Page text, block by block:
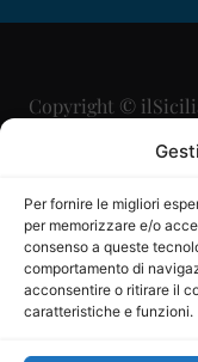
Per fornire le migliori
per memorizzare e/o
consenso a queste
comportamento di
acconsentire o ritirare il
caratteristiche e funzioni.
Copyright ©
Direttore
Direttore